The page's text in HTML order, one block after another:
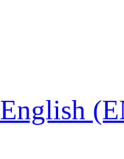
English